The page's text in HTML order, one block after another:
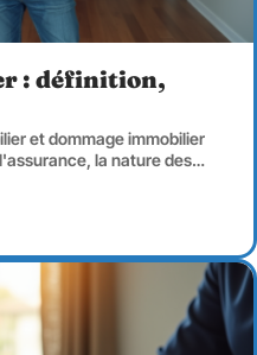
: définition,
et dommage immobilier
la nature des…